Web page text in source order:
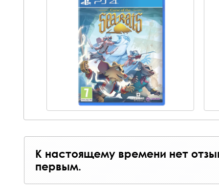
К настоящему времени нет
первым.